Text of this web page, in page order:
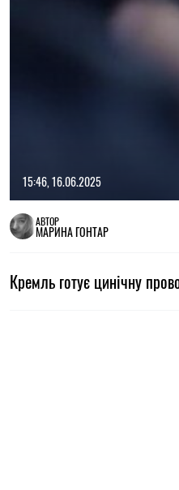
15:46, 16.06.2025
АВТОР
МАРИНА ГОНТАР
Кремль готує цинічну